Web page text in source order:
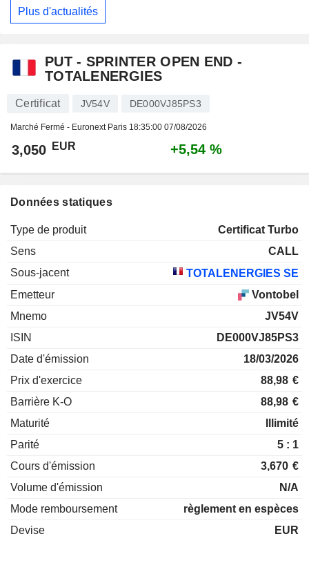
Plus d'actualités
PUT - SPRINTER OPEN END -
TOTALENERGIES
Certificat JV54V DE000VJ85PS3
Marché Fermé - Euronext Paris 18:35:00 07/08/2026
3,050 EUR +5,54 %
Données statiques
Type de produit
Certificat Turbo
Sens
CALL
Sous-jacent
TOTALENERGIES SE
Emetteur
Vontobel
Mnemo
JV54V
ISIN
DE000VJ85PS3
Date d'émission
18/03/2026
Prix d'exercice
88,98 €
Barrière K-O
88,98 €
Maturité
Illimité
Parité
5 : 1
Cours d'émission
3,670 €
Volume d'émission
N/A
Mode remboursement
règlement en espèces
Devise
EUR